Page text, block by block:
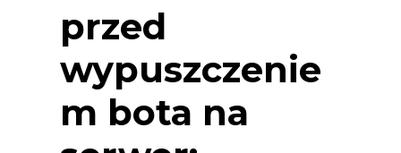
przed
wypuszczenie
m bota na